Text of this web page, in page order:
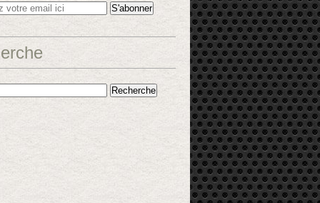
- Altarriba et Keko, ed. Denoël @editionsdenoel #denoel